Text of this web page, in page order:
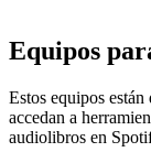
Equipos
Estos equipos
accedan a
audiolibros en